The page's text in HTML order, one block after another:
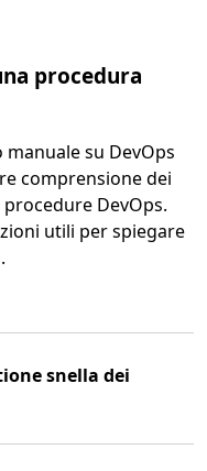
procedura
su DevOps
comprensione dei
DevOps.
utili per spiegare
snella dei